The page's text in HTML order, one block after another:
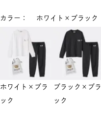
カラー ホワイト×ブラック
ホワイト×ブラ
ック
ブラック×ブラ
ック